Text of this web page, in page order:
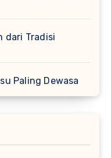
dari Tradisi
Paling Dewasa